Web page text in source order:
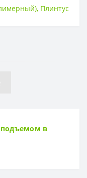
80мм
, Плинтус
подъемом в